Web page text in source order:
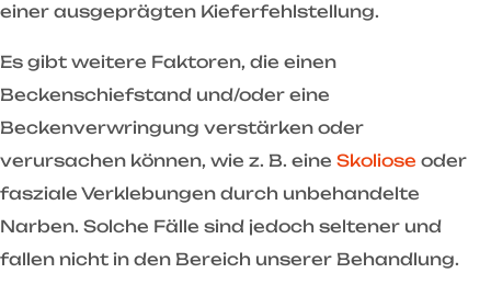
einer ausgeprägten Kieferfehlstellung.
Es gibt weitere Faktoren, die einen
Beckenschiefstand und/oder eine
Beckenverwringung verstärken oder
verursachen können, wie z. B. eine Skoliose oder
fasziale Verklebungen durch unbehandelte
Narben. Solche Fälle sind jedoch seltener und
fallen nicht in den Bereich unserer Behandlung.